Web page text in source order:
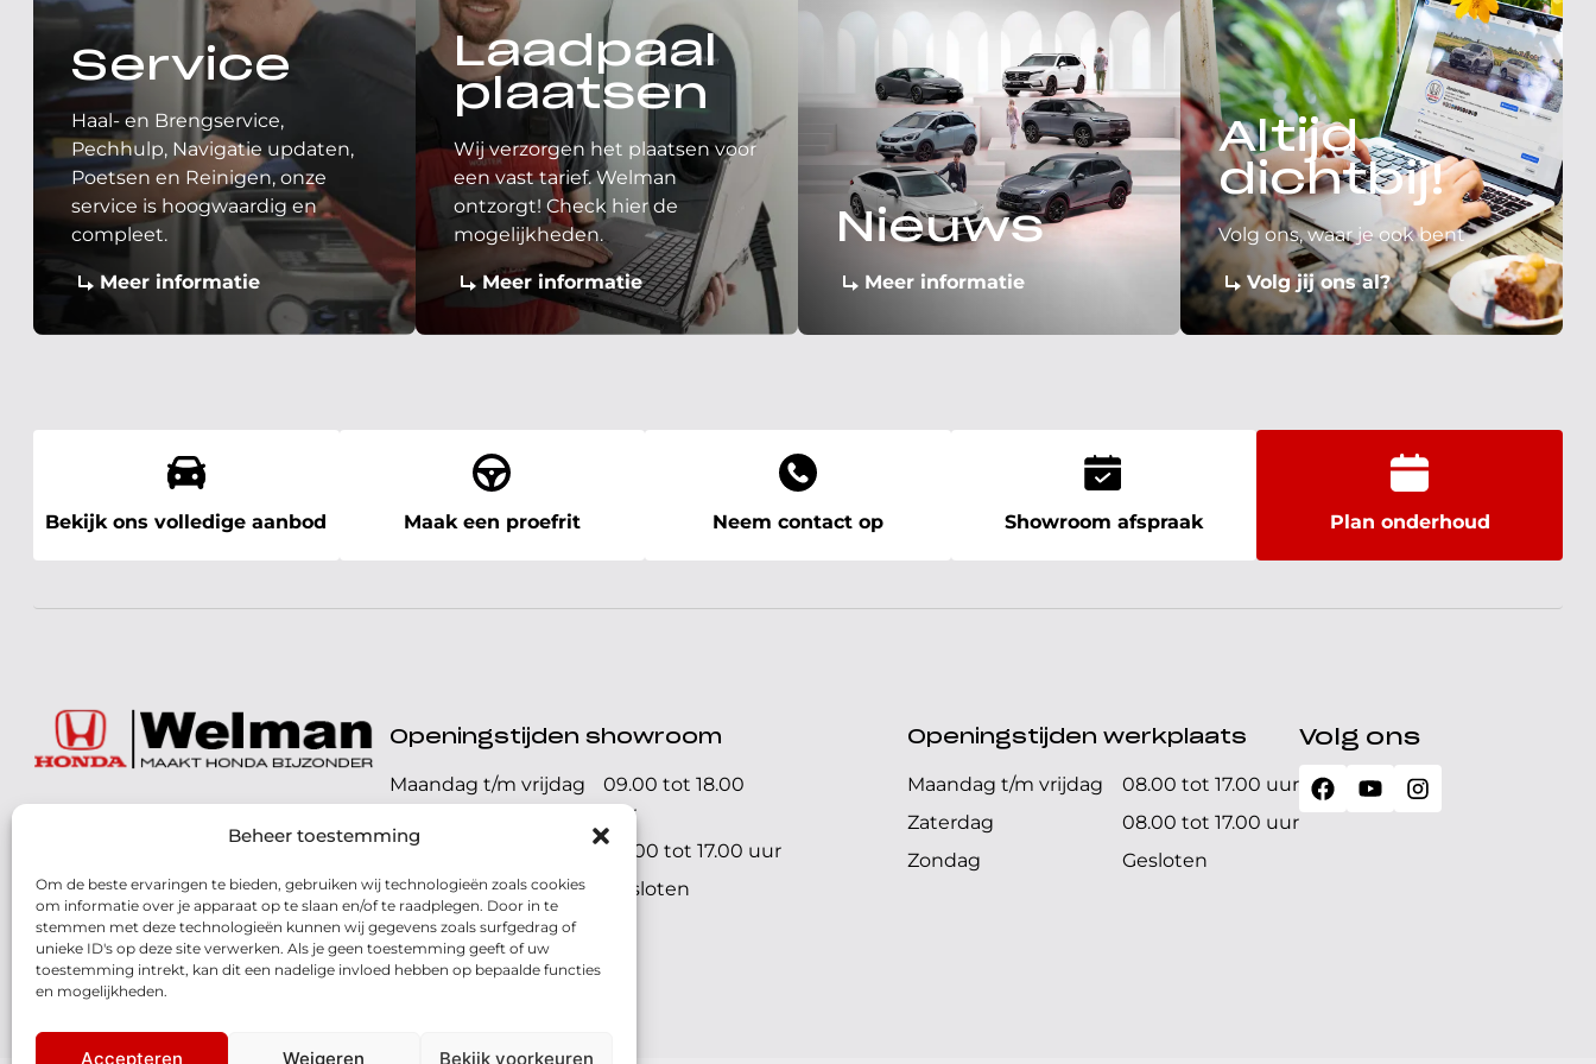
Beheer toestemming
Om de beste ervaringen te bieden, gebruiken wij technologieën zoals cookies
om informatie over je apparaat op te slaan en/of te raadplegen. Door in te
stemmen met deze technologieën kunnen wij gegevens zoals surfgedrag of
unieke ID's op deze site verwerken. Als je geen toestemming geeft of uw
toestemming intrekt, kan dit een nadelige invloed hebben op bepaalde functies
en mogelijkheden.
Accepteren Weigeren Bekijk voorkeuren
Service
Haal- en Brengservice,
Pechhulp, Navigatie updaten,
Poetsen en Reinigen, onze
service is hoogwaardig en
compleet.
Meer informatie
Laadpaal
plaatsen
Wij verzorgen het plaatsen voor
een vast tarief. Welman
ontzorgt! Check hier de
mogelijkheden.
Meer informatie
Nieuws
Meer informatie
Altijd
dichtbij!
Volg ons, waar je ook bent
Volg jij ons al?
Bekijk ons volledige aanbod Maak een proefrit Neem contact op Showroom afspraak Plan onderhoud
072 - 57 16 9 40
Parelweg 3, 1812 RS
Alkmaar
Routebeschrijving
Openingstijden showroom
Maandag t/m vrijdag
09.00 tot 18.00
uur
Zaterdag
09.00 tot 17.00 uur
Zondag
Gesloten
Openingstijden werkplaats
Maandag t/m vrijdag
08.00 tot 17.00 uur
Zaterdag
08.00 tot 17.00 uur
Zondag
Gesloten
Volg ons